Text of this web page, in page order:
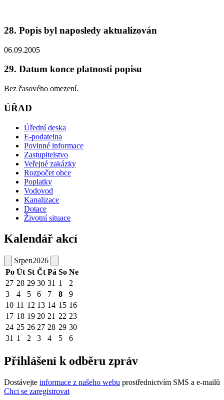
28. Popis byl naposledy aktualizován
06.09.2005
29. Datum konce platnosti popisu
Bez časového omezení.
ÚŘAD
Úřední deska
E-podatelna
Povinné informace
Zastupitelstvo
Veřejné zakázky
Rozpočet obce
Poplatky
Vodovod
Kanalizace
Dotace
Životní situace
Kalendář akcí
Srpen2026
Po Út St Čt Pá So Ne
27 28 29 30 31 1
2
3
4 5 6 7 8
9
10 11 12 13 14 15 16
17 18 19 20 21 22 23
24 25 26 27 28 29 30
31 1 2 3 4 5 6
Přihlášení k odběru zpráv
Dostávejte informace z našeho webu prostřednictvím SMS a e-mailů
Chci se zaregistrovat